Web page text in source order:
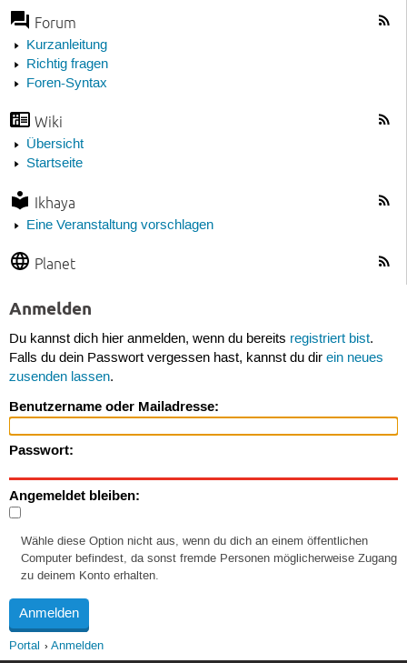
Forum
Kurzanleitung
Richtig fragen
Foren-Syntax
Wiki
Übersicht
Startseite
Ikhaya
Eine Veranstaltung vorschlagen
Planet
Anmelden
Du kannst dich hier anmelden, wenn du bereits registriert bist.
Falls du dein Passwort vergessen hast, kannst du dir ein neues
zusenden lassen.
Benutzername oder Mailadresse:
Passwort:
Angemeldet bleiben:
Wähle diese Option nicht aus, wenn du dich an einem öffentlichen
Computer befindest, da sonst fremde Personen möglicherweise Zugang
zu deinem Konto erhalten.
Portal Anmelden